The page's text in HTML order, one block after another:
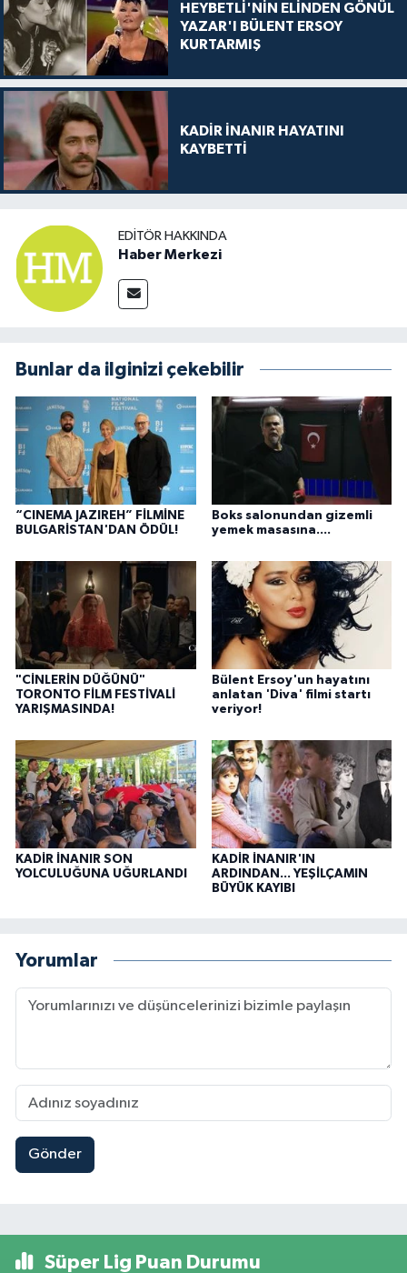
HEYBETLİ'NİN ELİNDEN GÖNÜL
YAZAR'I BÜLENT ERSOY
KURTARMIŞ
KADİR İNANIR HAYATINI
KAYBETTİ
EDITÖR HAKKINDA
Haber Merkezi
Bunlar da ilginizi çekebilir
“CINEMA JAZIREH” FİLMİNE
BULGARİSTAN'DAN ÖDÜL!
Boks salonundan gizemli
yemek masasına....
"CİNLERİN DÜĞÜNÜ"
TORONTO FİLM FESTİVALİ
YARIŞMASINDA!
Bülent Ersoy'un hayatını
anlatan 'Diva' filmi startı
veriyor!
KADİR İNANIR SON
YOLCULUĞUNA UĞURLANDI
KADİR İNANIR'IN
ARDINDAN... YEŞİLÇAMIN
BÜYÜK KAYIBI
Yorumlar
Gönder
Süper Lig Puan Durumu